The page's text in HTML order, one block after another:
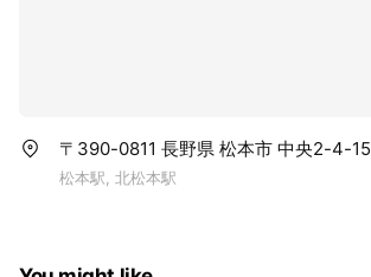
〒390-0811 長野県 松本市 中央2-4-15
松本駅, 北松本駅